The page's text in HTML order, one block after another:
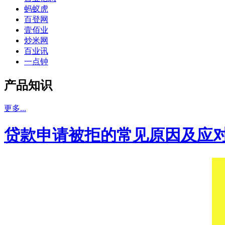
蚂蚁虎
百登网
壹佰业
炒米网
百业讯
一点钟
产品知识
更多...
贷款申请被拒的常见原因及应